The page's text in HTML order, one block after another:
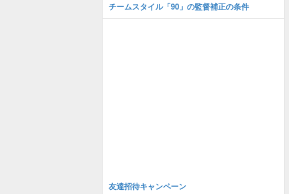
チームスタイル「90」の監督補正の条件
友達招待キャンペーン